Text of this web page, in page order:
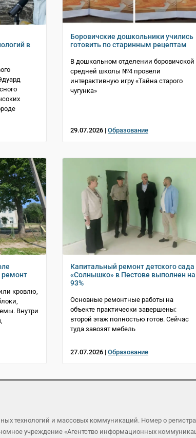
в
Боровичские дошкольники учились
готовить по старинным рецептам
В дошкольном отделении боровичской
средней школы №4 провели
интерактивную игру «Тайна старого
чугунка»
29.07.2026 | Образование
ремонт
кровлю,
Внутри
Капитальный ремонт детского сада
«Солнышко» в Пестове выполнен на
93%
Основные ремонтные работы на
объекте практически завершены:
второй этаж полностью готов. Сейчас
туда завозят мебель
27.07.2026 | Образование
технологий и массовых коммуникаций. Номер о
учреждение «Агентство информационных